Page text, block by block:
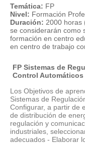
Temática: FP
Nivel: Formación
Duración: 2000 horas
se considerarán como
formación en centro
en centro de trabajo
FP Sistemas de
Control
Los Objetivos de
Sistemas de
Configurar, a partir de
de distribución de
regulación y
industriales,
adecuados - Elaborar